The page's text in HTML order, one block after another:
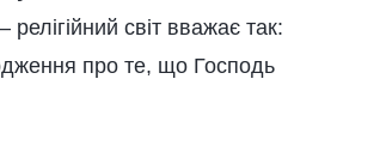
релігійний світ вважає так:
про те, що Господь